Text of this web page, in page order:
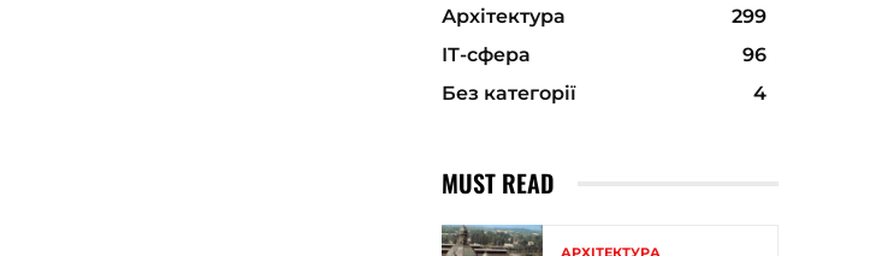
Архітектура
299
ІТ-сфера
96
Без категорії
4
MUST READ